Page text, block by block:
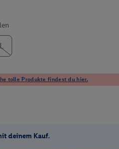
tolle Produkte findest du hier.
deinem Kauf.